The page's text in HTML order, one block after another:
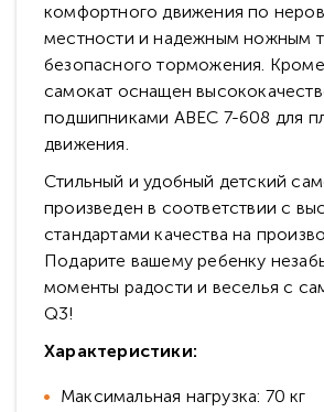
комфортного движения по
местности и надежным ножным
безопасного торможения.
самокат оснащен
подшипниками ABEC 7-608 для
движения.
Стильный и удобный детский
произведен в соответствии с
стандартами качества на
Подарите вашему ребенку
моменты радости и веселья с
Q3!
Характеристики:
Максимальная нагрузка: 70 кг